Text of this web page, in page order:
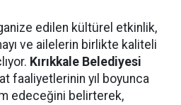
edilen kültürel etkinlik,
ve ailelerin birlikte kaliteli
Kırıkkale Belediyesi
faaliyetlerinin yıl boyunca
edeceğini belirterek,